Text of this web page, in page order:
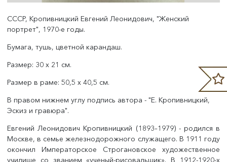
СССР, Кропивницкий Евгений Леонидович, "Женский
портрет", 1970-е годы.
Бумага, тушь, цветной карандаш.
Размер: 30 х 21 см.
Размер в раме: 50,5 x 40,5 см.
В правом нижнем углу подпись автора - "Е. Кропивницкий,
Эскиз и гравюра".
Евгений Леонидович Кропивницкий (1893–1979) - родился в
Москве, в семье железнодорожного служащего. В 1911 году
окончил Императорское Строгановское художественное
училище со званием «ученый-рисовальщик». В 1912-1920-х